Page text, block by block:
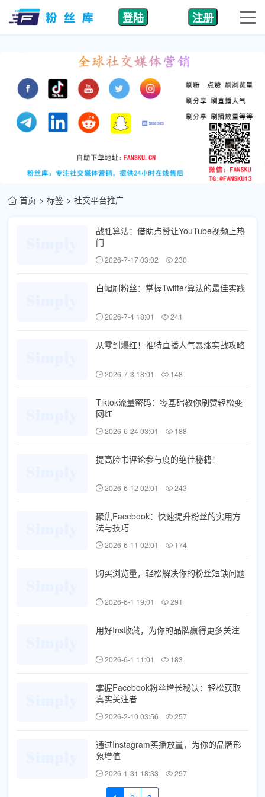
登陆 注册
首页 标签 社交平台推广
战胜算法：借助点赞让YouTube视频上热
门
2026-7-17 03:02 230
白帽刷粉丝：掌握Twitter算法的最佳实践
2026-7-4 18:01 241
从零到爆红！推特直播人气暴涨实战攻略
2026-7-3 18:01 148
Tiktok流量密码：零基础教你刷赞轻松变
网红
2026-6-24 03:01 188
提高脸书评论参与度的绝佳秘籍！
2026-6-12 02:01 243
聚焦Facebook：快速提升粉丝的实用方
法与技巧
2026-6-11 02:01 174
购买浏览量，轻松解决你的粉丝短缺问题
2026-6-1 19:01 291
用好Ins收藏，为你的品牌赢得更多关注
2026-6-1 11:01 183
掌握Facebook粉丝增长秘诀：轻松获取
真实关注者
2026-2-10 03:56 257
通过Instagram买播放量，为你的品牌形
象增值
2026-1-31 18:33 297